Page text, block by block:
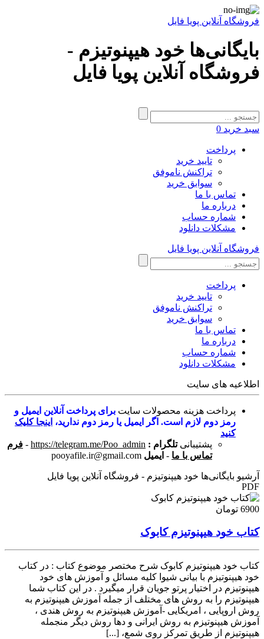
فروشگاه آنلاین پویا فایل
بایگانی‌ها خود هیپنوتیزم -
فروشگاه آنلاین پویا فایل
سبد خرید 0
پرداخت
تایید خرید
تراکنش ناموفق
سوابق خرید
تماس با ما
درباره ما
شماره حساب
مشکلات دانلود
فروشگاه آنلاین پویا فایل
پرداخت
تایید خرید
تراکنش ناموفق
سوابق خرید
تماس با ما
درباره ما
شماره حساب
مشکلات دانلود
اطلاعیه های سایت
پرداخت هزینه محصولات سایت برای پرداخت آنلاین ایمیل و
رمز دوم لازم است. اگر ایمیل یا رمز دوم ندارید، اینجا کلیک
کنید
پشتیبانی تلگرام : https://telegram.me/Poo_admin
- فرم
تماس با ما - ایمیل pooyafile.ir@gmail.com
آرشیو بایگانی‌ها خود هیپنوتیزم - فروشگاه آنلاین پویا فایل
PDF
6900 تومان
کتاب خود هیپنوتیزم کابوک
کتاب خود هیپنوتیزم کابوک شرح مختصر موضوع کتاب : در کتاب
خود هیپنوتیزم با بیانی شیوا کلیه مسائل و آموزش های خود
هیپنوتیزم در اختیار پرتو جویان قرار میگیرد . در این کتاب شما
هیپنوتیزم را به روش های مختلف از جمله آموزش هیپنوتیزم به
روش اروپایی ، امریکایی -آموزش هیپنوتیزم به روش هندی ،
آموزش هیپنوتیزم به روش ایرانی و دها روش دیگر منجمله
هیپنوتیزم از طریق تمرکز روی شمع، [...]